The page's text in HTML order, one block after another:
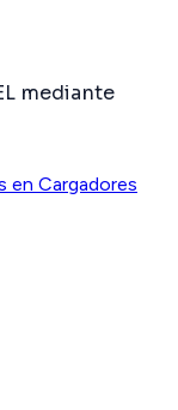
mediante
en Cargadores